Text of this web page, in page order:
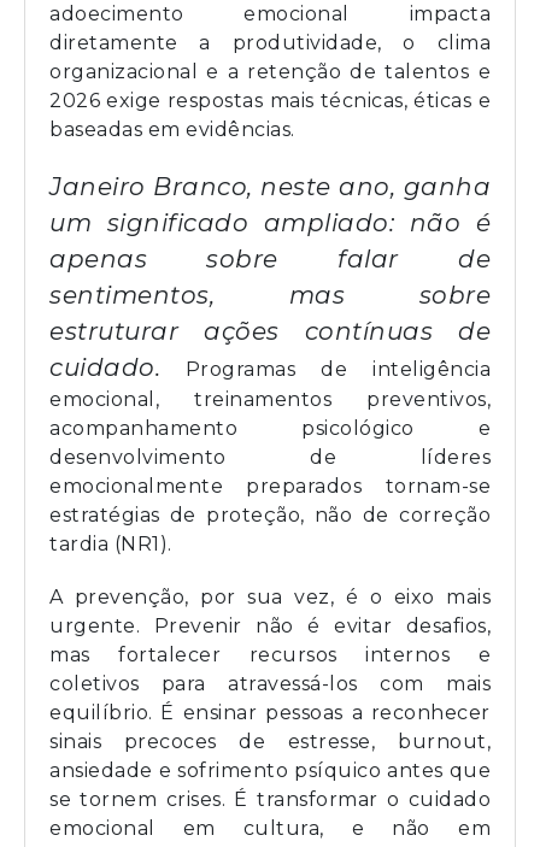
adoecimento emocional impacta
diretamente a produtividade, o clima
organizacional e a retenção de talentos e
2026 exige respostas mais técnicas, éticas e
baseadas em evidências.
Janeiro Branco, neste ano, ganha
um significado ampliado: não é
apenas sobre falar de
sentimentos, mas sobre
estruturar ações contínuas de
cuidado. Programas de inteligência
emocional, treinamentos preventivos,
acompanhamento psicológico e
desenvolvimento de líderes
emocionalmente preparados tornam-se
estratégias de proteção, não de correção
tardia (NR1).
A prevenção, por sua vez, é o eixo mais
urgente. Prevenir não é evitar desafios,
mas fortalecer recursos internos e
coletivos para atravessá-los com mais
equilíbrio. É ensinar pessoas a reconhecer
sinais precoces de estresse, burnout,
ansiedade e sofrimento psíquico antes que
se tornem crises. É transformar o cuidado
emocional em cultura, e não em